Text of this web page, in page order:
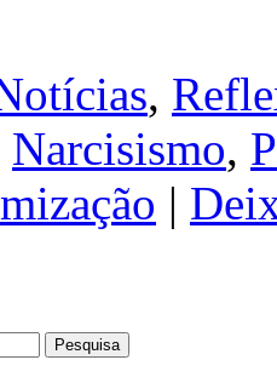
,
Narcisismo,
|